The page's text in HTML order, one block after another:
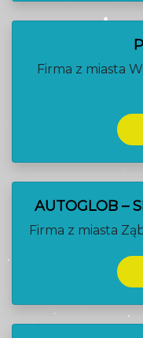
Firma z miasta
AUTOGLOB –
Firma z miasta